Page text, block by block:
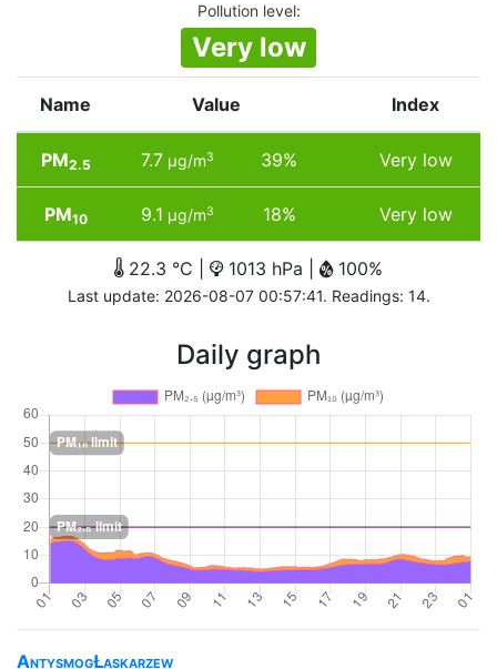
Pollution level:
Very low
Name Value Index
PM2.5 7.7µg/m3 39% Very low
PM10 9.1 µg/m3 18% Very low
22.3 °C | 1013 hPa | 100%
Last update: 2026-08-07 00:57:41. Readings: 14.
Daily graph
AntysmogŁaskarzew